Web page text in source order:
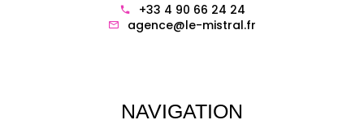
+33 4 90 66 24 24
agence@le-mistral.fr
NAVIGATION